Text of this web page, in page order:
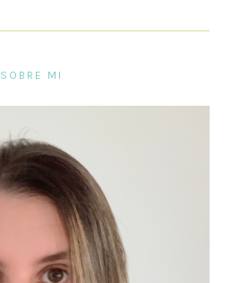
SOBRE MI